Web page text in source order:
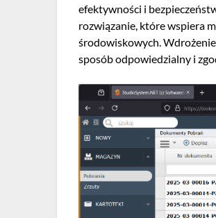
efektywności i
rozwiązanie, które wspiera
środowiskowych.
sposób odpowiedzialny i